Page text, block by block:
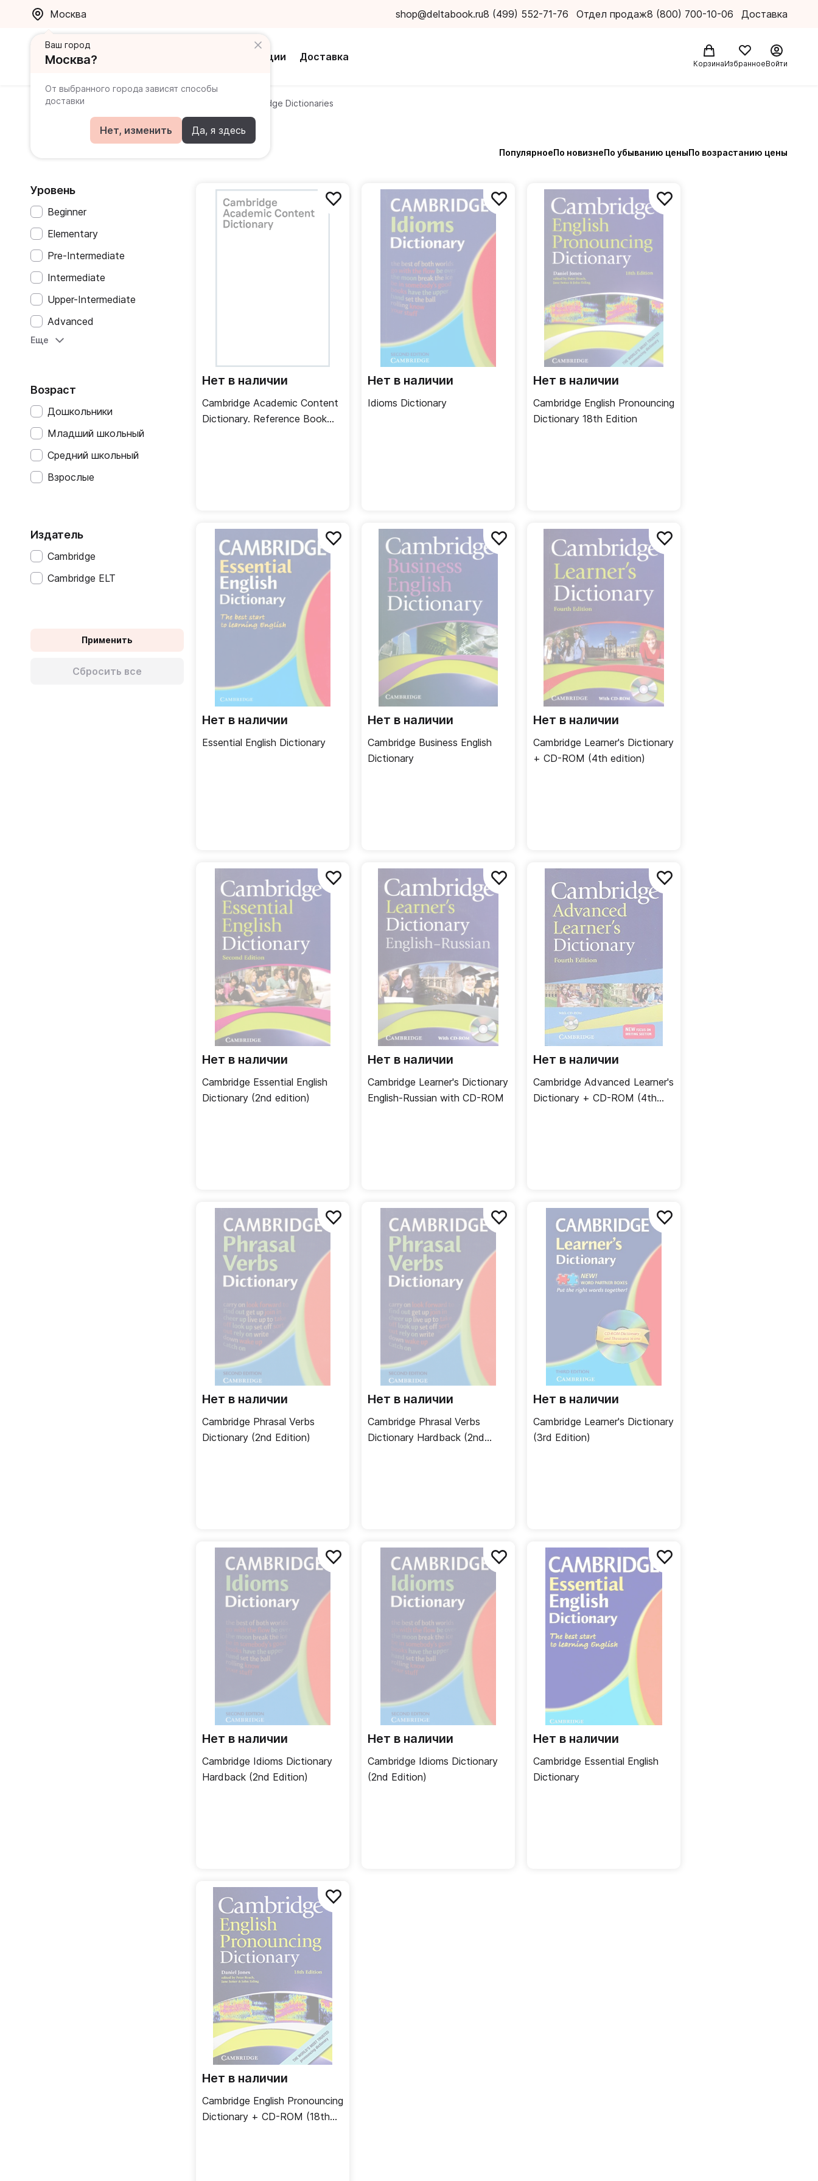
Москва shop@deltabook.ru8 (499) 552-71-76 Отдел продаж8 (800) 700-10-06 Доставка
Акции Доставка
КорзинаИзбранноеВойти
Ваш город
Москва?
От выбранного города зависят способы
доставки
Нет, изменить Да, я здесь
Главная Каталог Cambridge Dictionaries
Cambridge Dictionaries ПопулярноеПо новизнеПо убыванию ценыПо возрастанию цены
Уровень
Beginner
Elementary
Pre-Intermediate
Intermediate
Upper-Intermediate
Advanced
Неадаптированные
Elementare (A2)
Intermedio (B1)
Intermedio Superiore (B2)
Avanzato (C1)
Introductif (A1)
Avance (B2)
Autonome (C1)
Einstieg (A1)
Fortgeschrittene (C1)
Еще
Возраст
Дошкольники
Младший школьный
Средний школьный
Взрослые
Издатель
Cambridge
Cambridge ELT
Применить
Сбросить все
Нет в наличии
Cambridge Academic Content
Dictionary. Reference Book
Нет в наличии
Idioms Dictionary
Нет в наличии
Cambridge English Pronouncing
Dictionary 18th Edition
Нет в наличии
Essential English Dictionary
Нет в наличии
Cambridge Business English
Dictionary
Нет в наличии
Cambridge Learner's Dictionary
+ CD-ROM (4th edition)
Нет в наличии
Cambridge Essential English
Dictionary (2nd edition)
Нет в наличии
Cambridge Learner's Dictionary
English-Russian with CD-ROM
Нет в наличии
Cambridge Advanced Learner's
Dictionary + CD-ROM (4th
Нет в наличии
Cambridge Phrasal Verbs
Dictionary (2nd Edition)
Нет в наличии
Cambridge Phrasal Verbs
Dictionary Hardback (2nd
Нет в наличии
Cambridge Learner's Dictionary
(3rd Edition)
Нет в наличии
Cambridge Idioms Dictionary
Hardback (2nd Edition)
Нет в наличии
Cambridge Idioms Dictionary
(2nd Edition)
Нет в наличии
Cambridge Essential English
Dictionary
Нет в наличии
Cambridge English Pronouncing
Dictionary + CD-ROM (18th